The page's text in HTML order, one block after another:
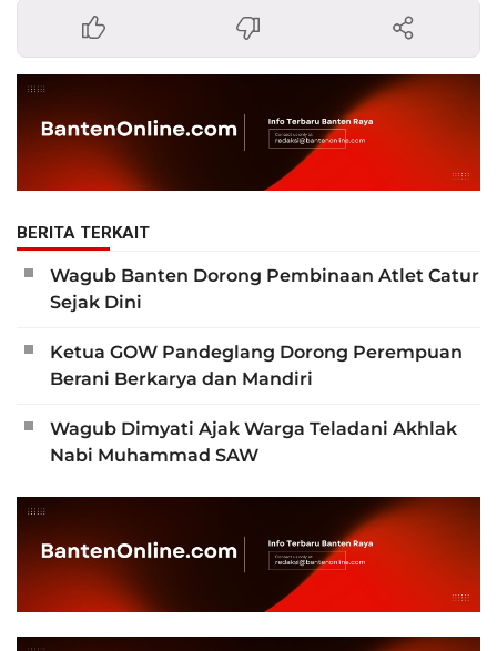
BERITA TERKAIT
Wagub Banten Dorong Pembinaan Atlet Catur
Sejak Dini
Ketua GOW Pandeglang Dorong Perempuan
Berani Berkarya dan Mandiri
Wagub Dimyati Ajak Warga Teladani Akhlak
Nabi Muhammad SAW